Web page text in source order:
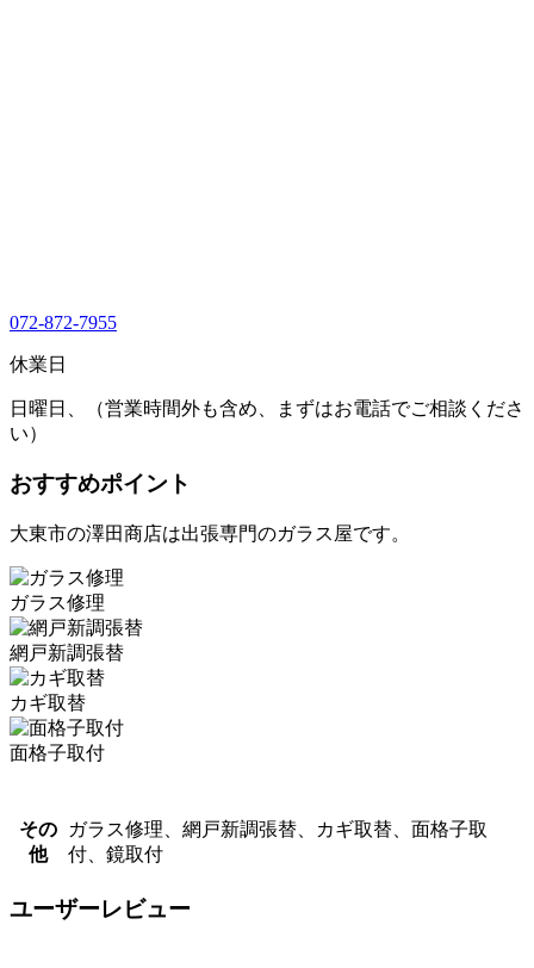
072-872-7955
休業日
日曜日、（営業時間外も含め、まずはお電話でご相談くださ
い）
おすすめポイント
大東市の澤田商店は出張専門のガラス屋です。
ガラス修理
網戸新調張替
カギ取替
面格子取付
その
他
ガラス修理、網戸新調張替、カギ取替、面格子取
付、鏡取付
ユーザーレビュー